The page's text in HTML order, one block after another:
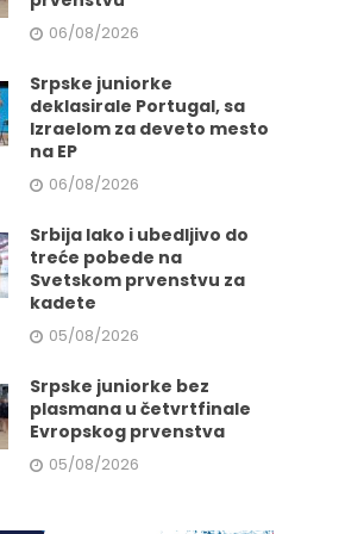
06/08/2026
Srpske juniorke
deklasirale Portugal, sa
Izraelom za deveto mesto
na EP
06/08/2026
Srbija lako i ubedljivo do
treće pobede na
Svetskom prvenstvu za
kadete
05/08/2026
Srpske juniorke bez
plasmana u četvrtfinale
Evropskog prvenstva
05/08/2026